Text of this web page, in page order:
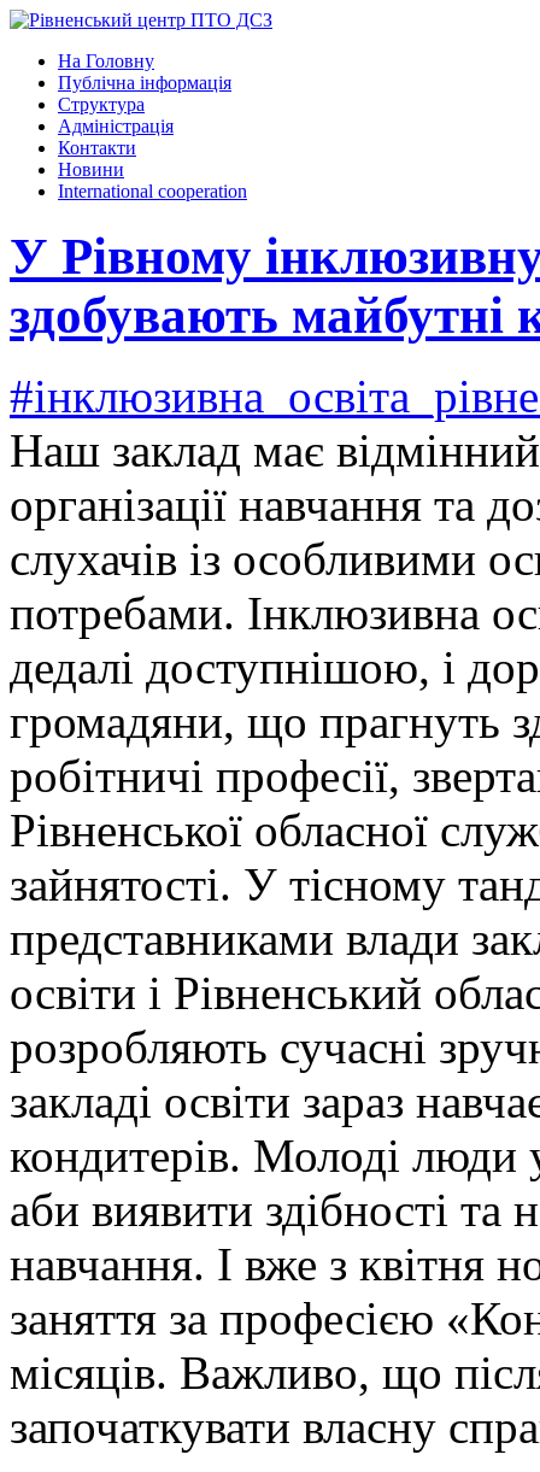
На Головну
Публічна інформація
Структура
Адміністрація
Контакти
Новини
International cooperation
У Рівному
здобувають майбутні
Наш заклад має
організації навчання та
слухачів із особливими
потребами. Інклюзивна
дедалі доступнішою, і
громадяни, що прагнуть
робітничі професії,
Рівненської обласної
зайнятості. У тісному
представниками влади
освіти і Рівненський
розробляють сучасні
закладі освіти зараз
кондитерів. Молоді
аби виявити здібності
навчання. І вже з квітня
заняття за професією
місяців. Важливо, що
започаткувати власну